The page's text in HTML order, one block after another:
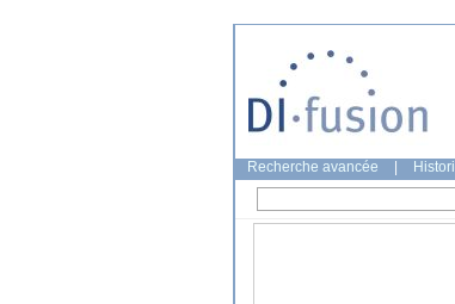
Recherche avancée